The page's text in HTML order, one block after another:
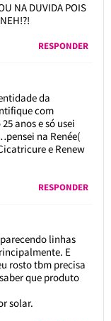
NA DUVIDA POIS
RESPONDER
da
com
anos e só usei
na Renée(
e Renew
RESPONDER
linhas
E
rosto tbm precisa
que produto
solar.